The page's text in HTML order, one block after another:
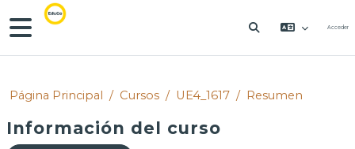
Salta al contenido principal
Panel lateral
SELECTOR DE
Acceder
Página Principal Cursos UE4_1617 Resumen
Información del curso